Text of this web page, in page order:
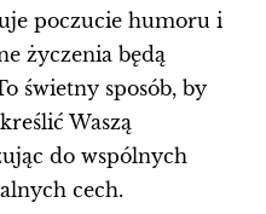
poczucie humoru i
życzenia będą
świetny sposób, by
Waszą
do wspólnych
cech.